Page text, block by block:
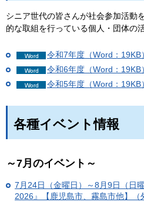
シニア世代の皆さんが社会参加活動
的な取組を行っている個人・団体の
令和7年度（Word：19KB）
令和6年度（Word：19KB）
令和5年度（Word：19KB）
各種イベント情報
～7月のイベント～
7月24日（金曜日）～8月9日（日
2026』【鹿児島市、霧島市他】（